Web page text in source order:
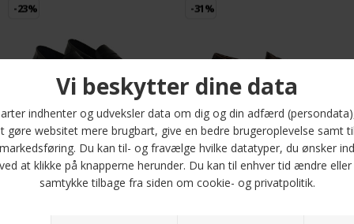
-23%
Matinique - Locco shoes | Sko Black
DKK 1.300,- DKK 1.000,-
-31%
Lloyd - EEZY 240 | Sko T D Moro
DKK 1.300,- DKK 900,-